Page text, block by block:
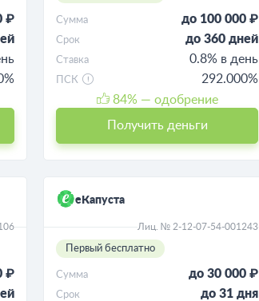
₽ Сумма до 100 000 ₽
Срок до 360 дней
Ставка 0.8% в день
ПСК
292.000%
84% — одобрение
Получить деньги
₽
еКапуста
Лиц. № 2-12-07-54-001243
Первый бесплатно
Сумма до 30 000 ₽
Срок до 31 дня